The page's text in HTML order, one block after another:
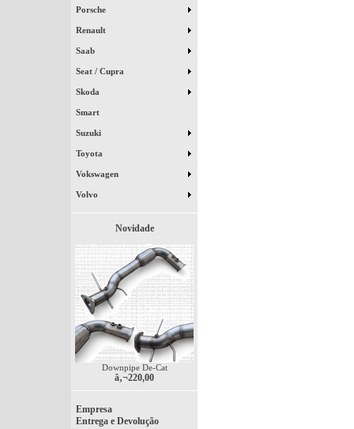
Porsche
Renault
Saab
Seat / Cupra
Skoda
Smart
Suzuki
Toyota
Vokswagen
Volvo
Novidade
Downpipe De-Cat
â‚¬220,00
Empresa
Entrega e Devolução